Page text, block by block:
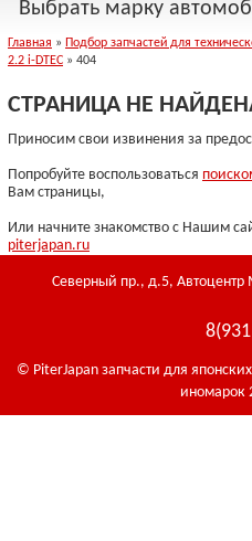
Выбрать марку
Главная » Подбор запчастей для
2.2 i-DTEC » 404
СТРАНИЦА НЕ
Приносим свои извинения за
Попробуйте воспользоваться
Вам страницы,
Или начните знакомство с Нашим
piterjapan.ru
Северный пр., д.5,
© PiterJapan запчасти для
иномарок